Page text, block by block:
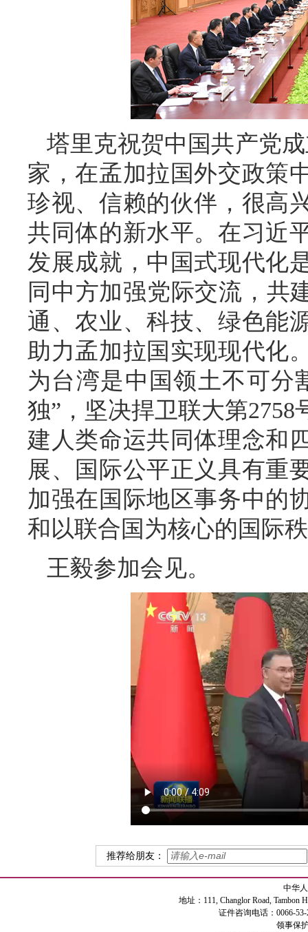
塔里克祝贺中国共产党
家，在孟加拉国外交政策
珍视、信赖的伙伴，很高
共同体的新水平。在习近
发展成就，中国式现代化
同中方加强党际交流，共
通、农业、科技、绿色能
助力孟加拉国实现现代化
为台湾是中国领土不可分
独”，坚决捍卫联大第
建人类命运共同体理念和
展、国际公平正义具有重
加强在国际地区事务中的
和以联合国为核心的国际
王毅参加会见。
推荐给朋友：
中华
地址：111, Changlor Road, Tambon
证件咨询电话：0066-
领事保